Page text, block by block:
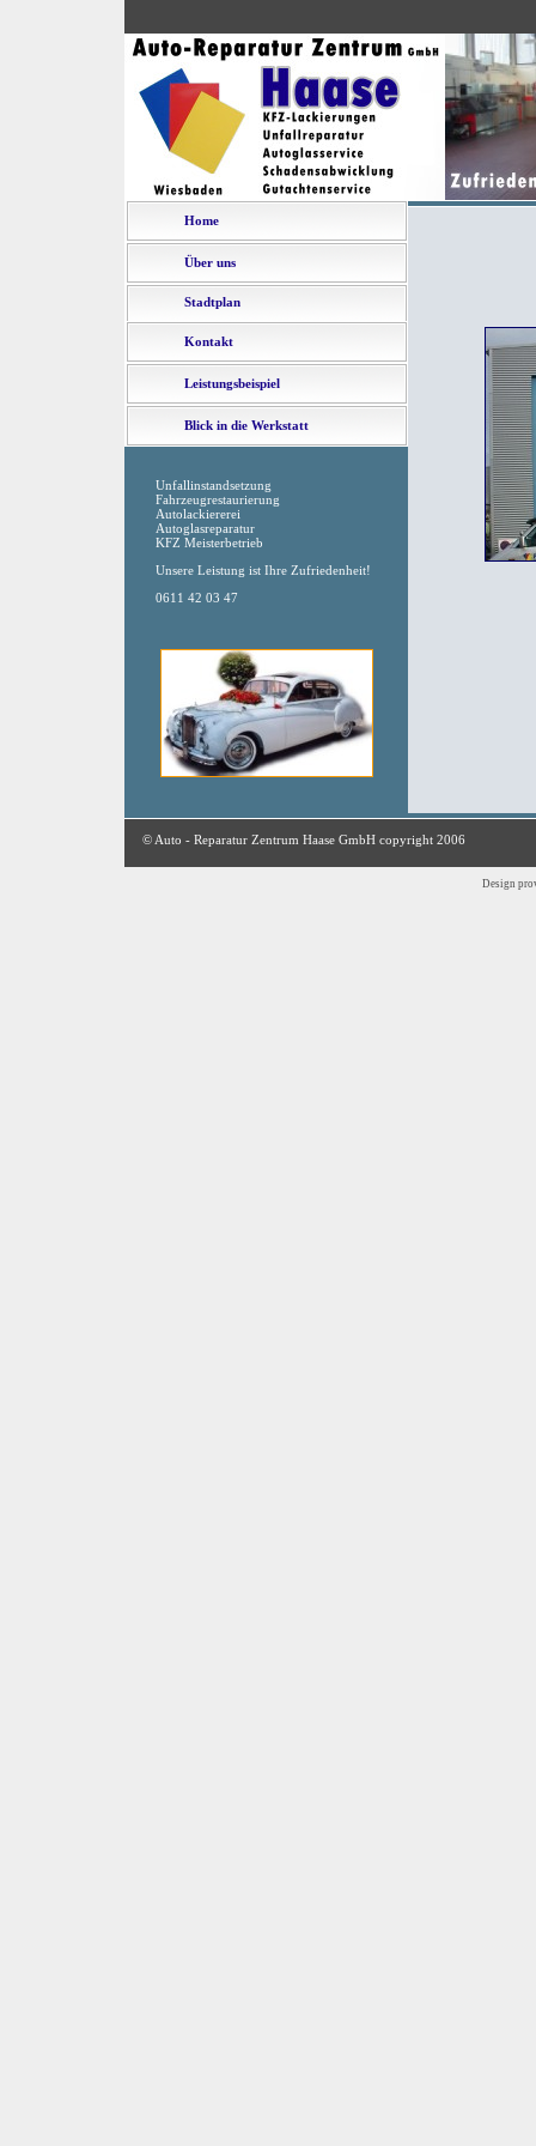
Home
Über uns
Stadtplan
Kontakt
Leistungsbeispiel
Blick in die Werkstatt
Unfallinstandsetzung
Fahrzeugrestaurierung
Autolackiererei
Autoglasreparatur
KFZ Meisterbetrieb
Unsere Leistung ist Ihre Zufriedenheit!
0611 42 03 47
© Auto - Reparatur Zentrum Haase GmbH copyright 2006
Design